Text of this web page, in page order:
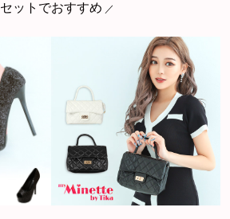
セットでおすすめ ／